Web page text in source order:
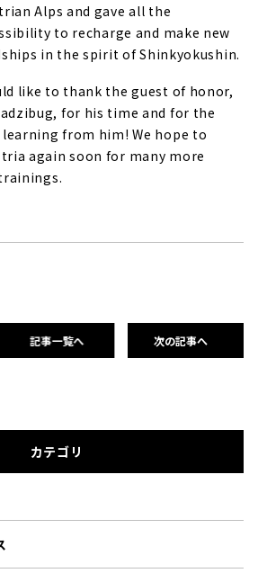
Alps and gave all the
to recharge and make new
in the spirit of Shinkyokushin.
like to thank the guest of honor,
for his time and for the
from him! We hope to
again soon for many more
記事一覧へ 次の記事へ
カテゴリ